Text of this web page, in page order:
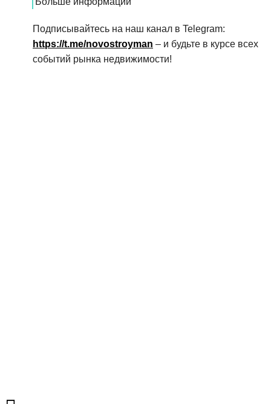
Подписывайтесь на наш канал в Telegram:
https://t.me/novostroyman – и будьте в курсе всех
событий рынка недвижимости!